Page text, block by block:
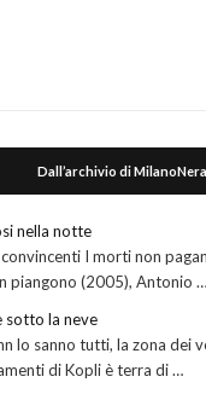
Dall’archivio di MilanoNera
nella notte
I morti non
piangono (2005), Antonio …
sotto la neve
lo sanno tutti, la zona dei
di Kopli è terra di …